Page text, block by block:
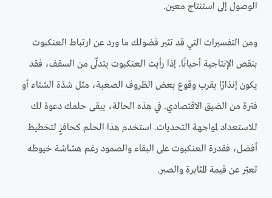
الوصول إلى استنتاج معين.
ومن التفسيرات التي قد تثير فضولك ما ورد عن ارتباط العنكبوت
بنقص الإنتاجية أحيانًا. إذا رأيت العنكبوت يتدلّى من السقف، فقد
يكون إنذارًا بقرب وقوع بعض الظروف الصعبة، مثل شدّة الشتاء أو
فترة من الضيق الاقتصادي. في هذه الحالة، يبقى حلمك دعوة لك
للاستعداد لمواجهة التحديات. استخدم هذا الحلم كحافزٍ لتخطيط
أفضل، فقدرة العنكبوت على البقاء والصمود رغم هشاشة خيوطه
تعبّر عن قيمة المثابرة والصبر.